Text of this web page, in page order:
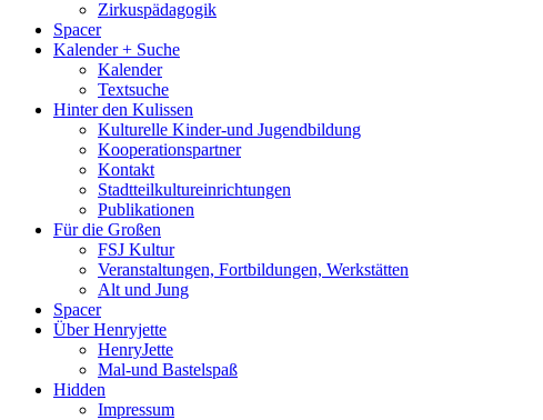
Zirkuspädagogik
Spacer
Kalender + Suche
Kalender
Textsuche
Hinter den Kulissen
Kulturelle Kinder-und Jugendbildung
Kooperationspartner
Kontakt
Stadtteilkultureinrichtungen
Publikationen
Für die Großen
FSJ Kultur
Veranstaltungen, Fortbildungen, Werkstätten
Alt und Jung
Spacer
Über Henryjette
HenryJette
Mal-und Bastelspaß
Hidden
Impressum